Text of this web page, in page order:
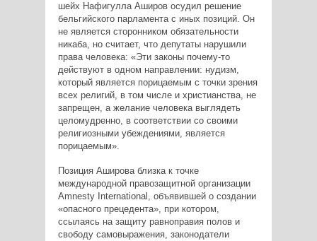
шейх Нафигулла Аширов осудил решение
бельгийского парламента с иных позиций. Он
не является сторонником обязательности
никаба, но считает, что депутаты нарушили
права человека: «Эти законы почему-то
действуют в одном направлении: нудизм,
который является порицаемым с точки зрения
всех религий, в том числе и христианства, не
запрещен, а желание человека выглядеть
целомудренно, в соответствии со своими
религиозными убеждениями, является
порицаемым».
Позиция Аширова близка к точке
международной правозащитной организации
Amnesty International, объявившей о создании
«опасного прецедента», при котором,
ссылаясь на защиту равноправия полов и
свободу самовыражения, законодатели